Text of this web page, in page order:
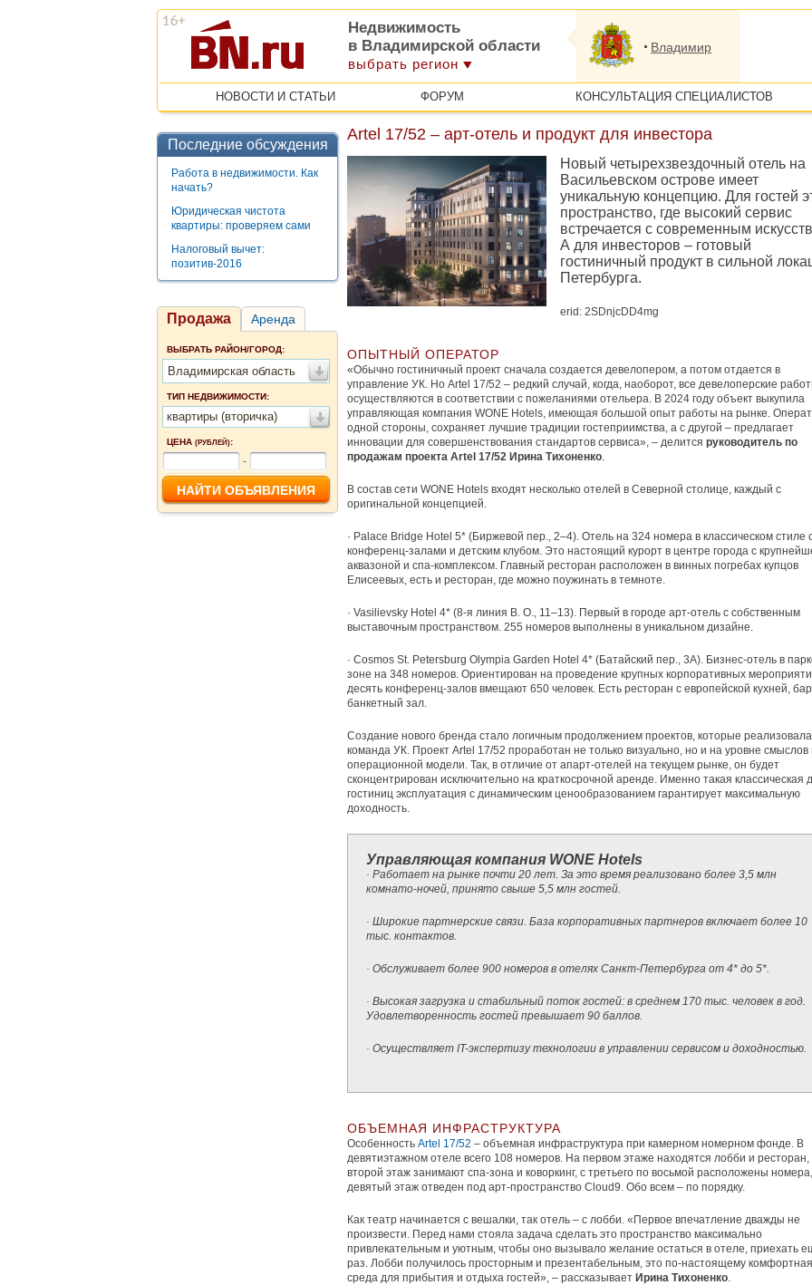
Недвижимость
в Владимирской области
выбрать регион
Владимир
НОВОСТИ И СТАТЬИ ФОРУМ КОНСУЛЬТАЦИЯ СПЕЦИАЛИСТОВ
Последние обсуждения
Работа в недвижимости. Как
начать?
Юридическая чистота
квартиры: проверяем сами
Налоговый вычет:
позитив-2016
Продажа Аренда
ВЫБРАТЬ РАЙОН/ГОРОД:
Владимирская область
ТИП НЕДВИЖИМОСТИ:
квартиры (вторичка)
ЦЕНА (РУБЛЕЙ):
-
Artel 17/52 – арт-отель и продукт для инвестора
Новый четырехзвездочный отель на
Васильевском острове имеет
уникальную концепцию. Для гостей
пространство, где высокий сервис
встречается с современным
А для инвесторов – готовый
гостиничный продукт в сильной
Петербурга.
erid: 2SDnjcDD4mg
ОПЫТНЫЙ ОПЕРАТОР
«Обычно гостиничный проект сначала создается девелопером, а потом отдается в
управление УК. Но Artel 17/52 – редкий случай, когда, наоборот, все девелоперские
осуществляются в соответствии с пожеланиями отельера. В 2024 году объект выкупила
управляющая компания WONE Hotels, имеющая большой опыт работы на рынке.
одной стороны, сохраняет лучшие традиции гостеприимства, а с другой – предлагает
инновации для совершенствования стандартов сервиса», – делится руководитель по
продажам проекта Artel 17/52 Ирина Тихоненко.
В состав сети WONE Hotels входят несколько отелей в Северной столице, каждый с
оригинальной концепцией.
· Palace Bridge Hotel 5* (Биржевой пер., 2–4). Отель на 324 номера в классическом стиле
конференц-залами и детским клубом. Это настоящий курорт в центре города с
аквазоной и спа-комплексом. Главный ресторан расположен в винных погребах купцов
Елисеевых, есть и ресторан, где можно поужинать в темноте.
· Vasilievsky Hotel 4* (8-я линия В. О., 11–13). Первый в городе арт-отель с собственным
выставочным пространством. 255 номеров выполнены в уникальном дизайне.
· Cosmos St. Petersburg Olympia Garden Hotel 4* (Батайский пер., 3А). Бизнес-отель в
зоне на 348 номеров. Ориентирован на проведение крупных корпоративных
десять конференц-залов вмещают 650 человек. Есть ресторан с европейской кухней,
банкетный зал.
Создание нового бренда стало логичным продолжением проектов, которые реализовала
команда УК. Проект Artel 17/52 проработан не только визуально, но и на уровне смыслов
операционной модели. Так, в отличие от апарт-отелей на текущем рынке, он будет
сконцентрирован исключительно на краткосрочной аренде. Именно такая классическая
гостиниц эксплуатация с динамическим ценообразованием гарантирует максимальную
доходность.
Управляющая компания WONE Hotels
· Работает на рынке почти 20 лет. За это время реализовано более 3,5 млн
комнато-ночей, принято свыше 5,5 млн гостей.
· Широкие партнерские связи. База корпоративных партнеров включает более 10
тыс. контактов.
· Обслуживает более 900 номеров в отелях Санкт-Петербурга от 4* до 5*.
· Высокая загрузка и стабильный поток гостей: в среднем 170 тыс. человек в год.
Удовлетворенность гостей превышает 90 баллов.
· Осуществляет IT-экспертизу технологии в управлении сервисом и доходностью.
ОБЪЕМНАЯ ИНФРАСТРУКТУРА
Особенность Artel 17/52 – объемная инфраструктура при камерном номерном фонде. В
девятиэтажном отеле всего 108 номеров. На первом этаже находятся лобби и ресторан,
второй этаж занимают спа-зона и коворкинг, с третьего по восьмой расположены
девятый этаж отведен под арт-пространство Cloud9. Обо всем – по порядку.
Как театр начинается с вешалки, так отель – с лобби. «Первое впечатление дважды не
произвести. Перед нами стояла задача сделать это пространство максимально
привлекательным и уютным, чтобы оно вызывало желание остаться в отеле, приехать
раз. Лобби получилось просторным и презентабельным, это по-настоящему комфортная
среда для прибытия и отдыха гостей», – рассказывает Ирина Тихоненко.